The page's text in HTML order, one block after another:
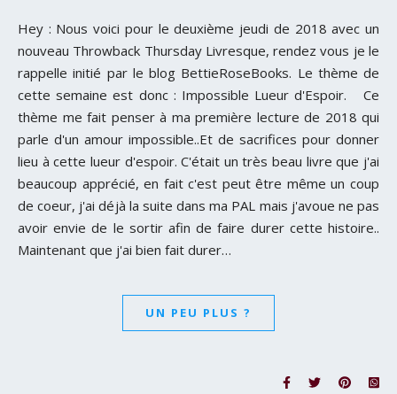
Hey : Nous voici pour le deuxième jeudi de 2018 avec un
nouveau Throwback Thursday Livresque, rendez vous je le
rappelle initié par le blog BettieRoseBooks. Le thème de
cette semaine est donc : Impossible Lueur d'Espoir. Ce
thème me fait penser à ma première lecture de 2018 qui
parle d'un amour impossible..Et de sacrifices pour donner
lieu à cette lueur d'espoir. C'était un très beau livre que j'ai
beaucoup apprécié, en fait c'est peut être même un coup
de coeur, j'ai déjà la suite dans ma PAL mais j'avoue ne pas
avoir envie de le sortir afin de faire durer cette histoire..
Maintenant que j'ai bien fait durer…
UN PEU PLUS ?